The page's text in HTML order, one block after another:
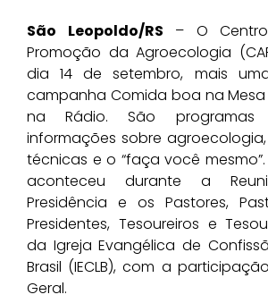
São Leopoldo/RS – O
Promoção da Agroecologia
dia 14 de setembro, mais
campanha Comida boa na
na Rádio. São programas
informações sobre
técnicas e o “faça você
aconteceu durante a
Presidência e os Pastores,
Presidentes, Tesoureiros e
da Igreja Evangélica de
Brasil (IECLB), com a
Geral.